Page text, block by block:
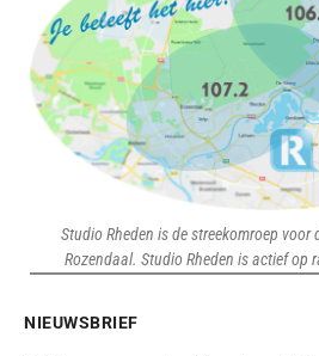
Studio Rheden is de streekomroep voor
Rozendaal. Studio Rheden is actief op
NIEUWSBRIEF